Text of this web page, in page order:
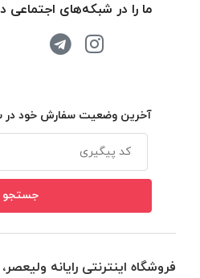
ما را در شبکه‌های اجتماعی
آخرین وضعیت سفارش خود در
فروشگاه اینترنتی رایانه